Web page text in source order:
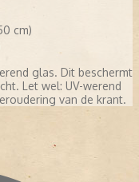
cm)
glas. Dit beschermt
Let wel: UV-werend
van de krant.